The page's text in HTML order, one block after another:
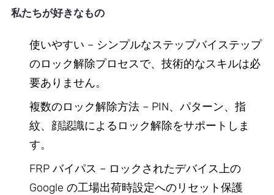
私たちが好きなもの
使いやすい – シンプルなステップバイステップ
のロック解除プロセスで、技術的なスキルは必
要ありません。
複数のロック解除方法 – PIN、パターン、指
紋、顔認識によるロック解除をサポートしま
す。
FRP バイパス – ロックされたデバイス上の
Google の工場出荷時設定へのリセット保護